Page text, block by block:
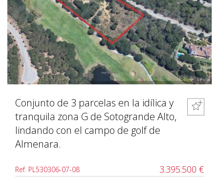
Conjunto de 3 parcelas en la idílica y
tranquila zona G de Sotogrande Alto,
lindando con el campo de golf de
Almenara.
Ref. PL530306-07-08 3.395.500 €